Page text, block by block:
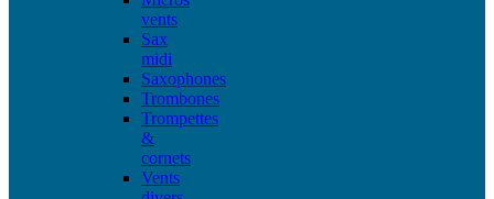
vents
Sax
midi
Saxophones
Trombones
Trompettes
&
cornets
Vents